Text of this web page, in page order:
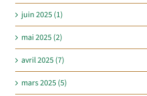
juin 2025 (1)
mai 2025 (2)
avril 2025 (7)
mars 2025 (5)